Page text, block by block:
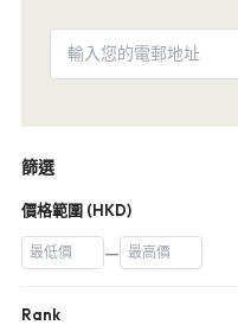
篩選
價格範圍 (HKD)
—
Rank